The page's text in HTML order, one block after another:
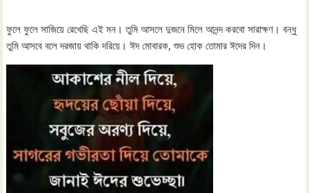
ফুলে ফুলে সাজিয়ে রেখেছি এই মন। তুমি আসলে দুজনে মিলে আনন্দ করবো সারাক্ষণ। বন্ধু
তুমি আসবে বলে দরজায় থাকি দরিয়ে। ঈদ মোবারক, শুভ হোক তোমার ঈদের দিন।